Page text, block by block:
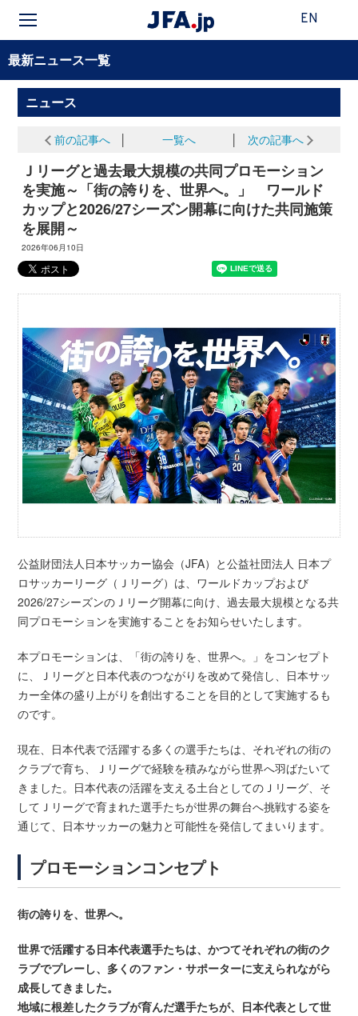
EN
最新ニュース一覧
ニュース
前の記事へ 一覧へ 次の記事へ
Ｊリーグと過去最大規模の共同プロモーション
を実施～「街の誇りを、世界へ。」 ワールド
カップと2026/27シーズン開幕に向けた共同施策
を展開～
2026年06月10日
公益財団法人日本サッカー協会（JFA）と公益社団法人 日本プ
ロサッカーリーグ（Ｊリーグ）は、ワールドカップおよび
2026/27シーズンのＪリーグ開幕に向け、過去最大規模となる共
同プロモーションを実施することをお知らせいたします。
本プロモーションは、「街の誇りを、世界へ。」をコンセプト
に、Ｊリーグと日本代表のつながりを改めて発信し、日本サッ
カー全体の盛り上がりを創出することを目的として実施するも
のです。
現在、日本代表で活躍する多くの選手たちは、それぞれの街の
クラブで育ち、Ｊリーグで経験を積みながら世界へ羽ばたいて
きました。日本代表の活躍を支える土台としてのＪリーグ、そ
してＪリーグで育まれた選手たちが世界の舞台へ挑戦する姿を
通じて、日本サッカーの魅力と可能性を発信してまいります。
プロモーションコンセプト
街の誇りを、世界へ。
世界で活躍する日本代表選手たちは、かつてそれぞれの街のク
ラブでプレーし、多くのファン・サポーターに支えられながら
成長してきました。
地域に根差したクラブが育んだ選手たちが、日本代表として世